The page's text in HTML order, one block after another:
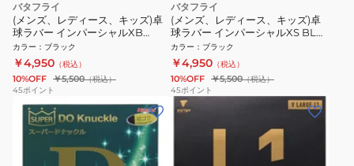
バタフライ
(メンズ、レディース、キッズ)卓
球ラバー インパーシャルXB
00410 BLK
カラー ： ブラック
￥4,950 （税込）
10%OFF ￥5,500（税込）
45ポイント
バタフライ
(メンズ、レディース、キッズ)卓
球ラバー インパーシャルXS BLK
00420-278
カラー ： ブラック
￥4,950 （税込）
10%OFF ￥5,500（税込）
45ポイント